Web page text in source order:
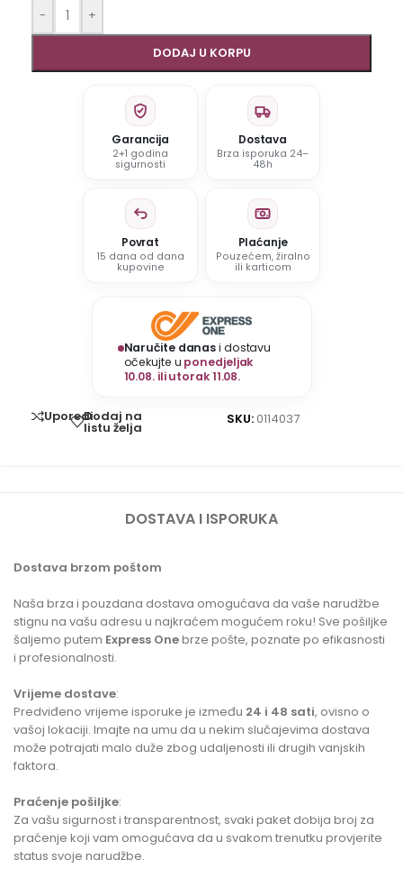
- +
DODAJ U KORPU
Garancija
2+1 godina
sigurnosti
Dostava
Brza isporuka 24–
48h
Povrat
15 dana od dana
kupovine
Plaćanje
Pouzećem, žiralno
ili karticom
Naručite danasi dostavu
očekujte u ponedjeljak
10.08. ili utorak 11.08.
UporediDodaj na
listu želja
SKU: 0114037
DOSTAVA I ISPORUKA
Dostava brzom poštom
Naša brza i pouzdana dostava omogućava da vaše narudžbe
stignu na vašu adresu u najkraćem mogućem roku! Sve pošiljke
šaljemo putem Express Onebrze pošte, poznate po efikasnosti
i profesionalnosti.
Vrijeme dostave:
Predviđeno vrijeme isporuke je između 24 i 48 sati, ovisno o
vašoj lokaciji. Imajte na umu da u nekim slučajevima dostava
može potrajati malo duže zbog udaljenosti ili drugih vanjskih
faktora.
Praćenje pošiljke:
Za vašu sigurnost i transparentnost, svaki paket dobija broj za
praćenje koji vam omogućava da u svakom trenutku provjerite
status svoje narudžbe.